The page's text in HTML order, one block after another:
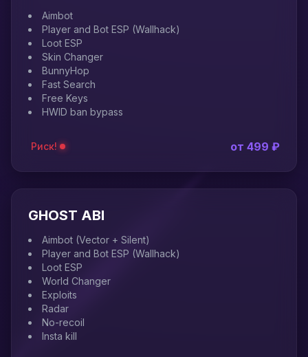
Aimbot
Player and Bot ESP (Wallhack)
Loot ESP
Skin Changer
BunnyHop
Fast Search
Free Keys
HWID ban bypass
Риск! от 499 ₽
GHOST ABI
Aimbot (Vector + Silent)
Player and Bot ESP (Wallhack)
Loot ESP
World Changer
Exploits
Radar
No-recoil
Insta kill